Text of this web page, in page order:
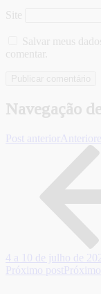
Site
Salvar meus
comentar.
Navegação
Post anterior
4 a 10 de julho de
Próximo post Próximo